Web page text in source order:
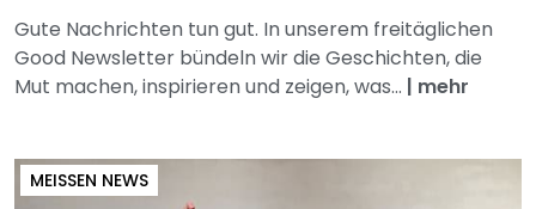
Gute Nachrichten tun gut. In unserem freitäglichen
Good Newsletter bündeln wir die Geschichten, die
Mut machen, inspirieren und zeigen, was... | mehr
MEISSEN NEWS